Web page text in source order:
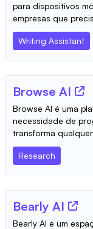
para dispositivos
empresas que
Writing Assistant
Browse AI
Browse AI é uma
necessidade de
transforma
Research
Bearly AI
Bearly AI é um